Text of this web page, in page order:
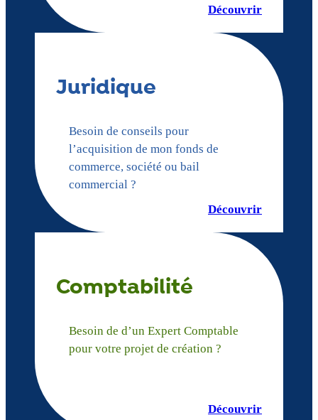
Découvrir
Juridique
Besoin de conseils pour
l’acquisition de mon fonds de
commerce, société ou bail
commercial ?
Découvrir
Comptabilité
Besoin de d’un Expert Comptable
pour votre projet de création ?
Découvrir